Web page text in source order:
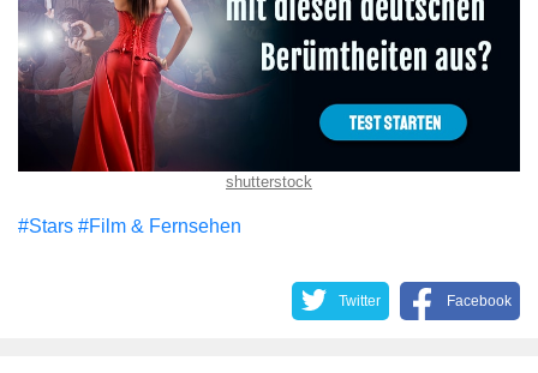
shutterstock
#Stars #Film & Fernsehen
Twitter Facebook